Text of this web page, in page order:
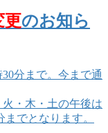
更のお知ら
分まで。今まで通
・木・土の午後は
でとなります。